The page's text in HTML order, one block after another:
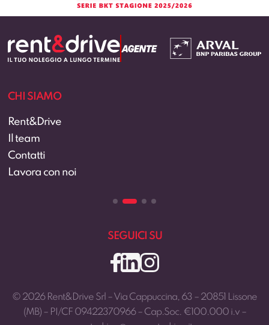
CHI SIAMO
Rent&Drive
Il team
Contatti
Lavora con noi
SEGUICI SU
© 2026 Rent&Drive Srl – Via Cappuccina, 63 – 20851 Lissone
(MB) – PI/CF 09422370966 – Cap.Soc. €100.000 i.v –